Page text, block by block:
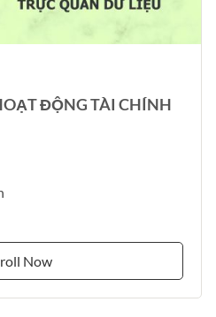
ĐỘNG TÀI CHÍNH
Now